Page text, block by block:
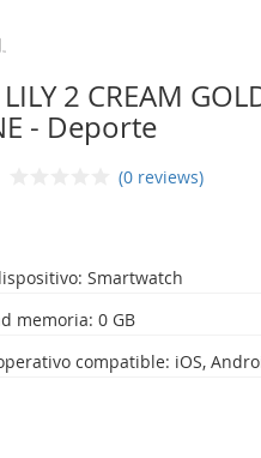
2 CREAM
- Deporte
(0 reviews)
Smartwatch
memoria: 0 GB
compatible: iOS,